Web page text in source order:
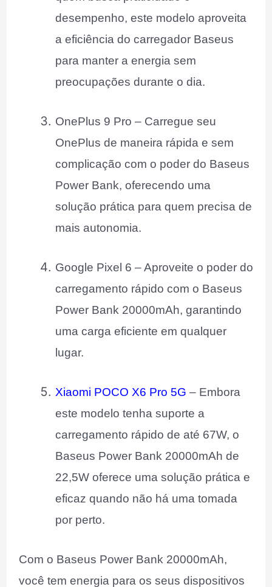
desempenho, este modelo aproveita
a eficiência do carregador Baseus
para manter a energia sem
preocupações durante o dia.
OnePlus 9 Pro – Carregue seu
OnePlus de maneira rápida e sem
complicação com o poder do Baseus
Power Bank, oferecendo uma
solução prática para quem precisa de
mais autonomia.
Google Pixel 6 – Aproveite o poder do
carregamento rápido com o Baseus
Power Bank 20000mAh, garantindo
uma carga eficiente em qualquer
lugar.
Xiaomi POCO X6 Pro 5G – Embora
este modelo tenha suporte a
carregamento rápido de até 67W, o
Baseus Power Bank 20000mAh de
22,5W oferece uma solução prática e
eficaz quando não há uma tomada
por perto.
Com o Baseus Power Bank 20000mAh,
você tem energia para os seus dispositivos